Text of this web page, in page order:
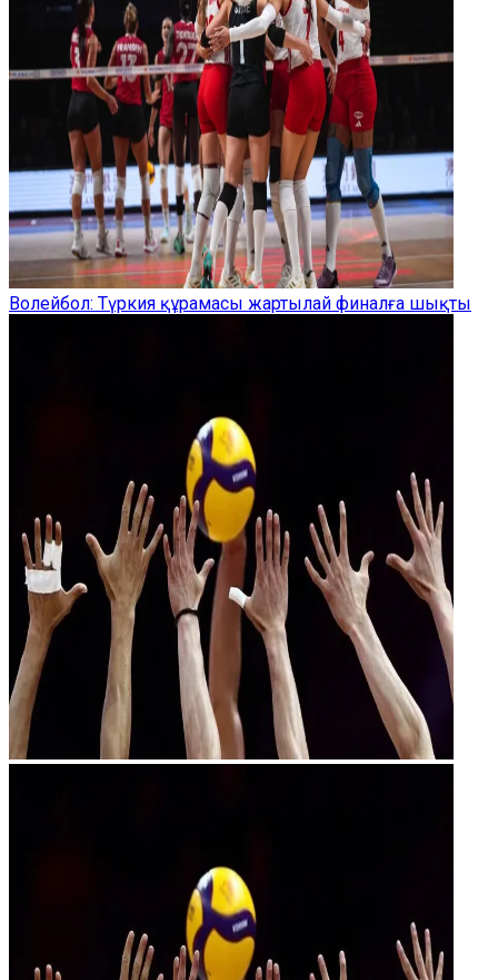
Волейбол: Түркия құрамасы жартылай финалға шықты